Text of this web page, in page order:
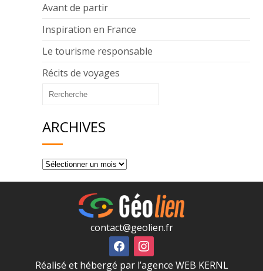
Avant de partir
Inspiration en France
Le tourisme responsable
Récits de voyages
ARCHIVES
contact@geolien.fr
Réalisé et hébergé par l’agence WEB KERNL